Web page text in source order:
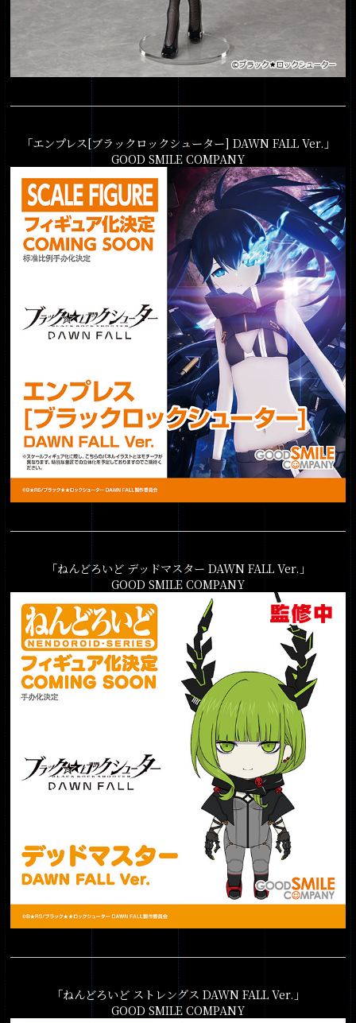
「エンプレス[ブラックロックシューター] DAWN FALL Ver.」
GOOD SMILE COMPANY
「ねんどろいど デッドマスター DAWN FALL Ver.」
GOOD SMILE COMPANY
「ねんどろいど ストレングス DAWN FALL Ver.」
GOOD SMILE COMPANY